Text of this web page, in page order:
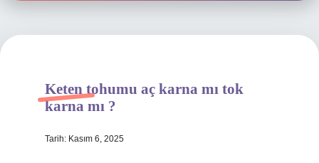
Hakkımızda
Keten tohumu aç karna mı tok
karna mı ?
Tarih: Kasım 6, 2025